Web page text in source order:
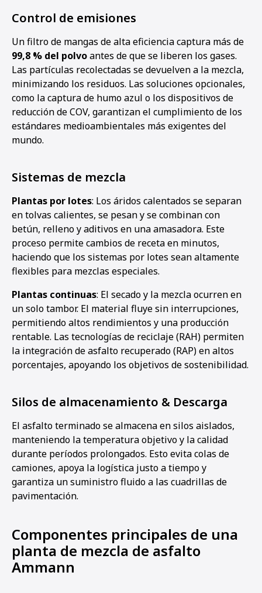
Control de emisiones
Un filtro de mangas de alta eficiencia captura más de
99,8 % del polvoantes de que se liberen los gases.
Las partículas recolectadas se devuelven a la mezcla,
minimizando los residuos. Las soluciones opcionales,
como la captura de humo azul o los dispositivos de
reducción de COV, garantizan el cumplimiento de los
estándares medioambientales más exigentes del
mundo.
Sistemas de mezcla
Plantas por lotes: Los áridos calentados se separan
en tolvas calientes, se pesan y se combinan con
betún, relleno y aditivos en una amasadora. Este
proceso permite cambios de receta en minutos,
haciendo que los sistemas por lotes sean altamente
flexibles para mezclas especiales.
Plantas continuas: El secado y la mezcla ocurren en
un solo tambor. El material fluye sin interrupciones,
permitiendo altos rendimientos y una producción
rentable. Las tecnologías de reciclaje (RAH) permiten
la integración de asfalto recuperado (RAP) en altos
porcentajes, apoyando los objetivos de sostenibilidad.
Silos de almacenamiento & Descarga
El asfalto terminado se almacena en silos aislados,
manteniendo la temperatura objetivo y la calidad
durante períodos prolongados. Esto evita colas de
camiones, apoya la logística justo a tiempo y
garantiza un suministro fluido a las cuadrillas de
pavimentación.
Componentes principales de una
planta de mezcla de asfalto
Ammann